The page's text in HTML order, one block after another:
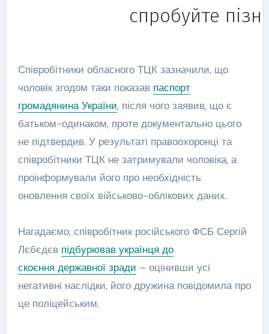
Співробітники обласного ТЦК зазначили, що
чоловік згодом таки показав паспорт
громадянина України, після чого заявив, що є
батьком-одинаком, проте документально цього
не підтвердив. У результаті правоохоронці та
співробітники ТЦК не затримували чоловіка, а
проінформували його про необхідність
оновлення своїх військово-облікових даних.
Нагадаємо, співробітник російського ФСБ Сергій
Лєбєдєв підбурював українця до
скоєння державної зради – оцінивши усі
негативні наслідки, його дружина повідомила про
це поліцейським.